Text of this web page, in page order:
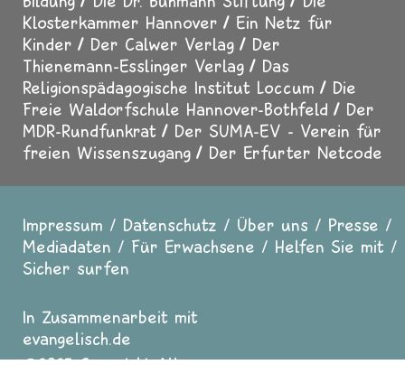
Klosterkammer Hannover
Ein Netz für
Kinder
Der Calwer Verlag
Der
Thienemann-Esslinger Verlag
Das
Religionspädagogische Institut Loccum
Die
Freie Waldorfschule Hannover-Bothfeld
Der
MDR-Rundfunkrat
Der SUMA-EV - Verein für
freien Wissenszugang
Der Erfurter Netcode
Fußzeile
Impressum Datenschutz Über uns
Presse
Mediadaten
Für Erwachsene
Helfen Sie mit
Sicher surfen
In Zusammenarbeit mit
evangelisch.de
2025 Copyright All